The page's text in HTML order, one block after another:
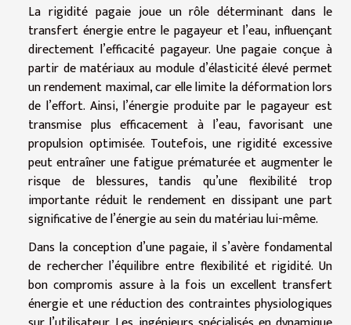
La rigidité pagaie joue un rôle déterminant dans le
transfert énergie entre le pagayeur et l’eau, influençant
directement l’efficacité pagayeur. Une pagaie conçue à
partir de matériaux au module d’élasticité élevé permet
un rendement maximal, car elle limite la déformation lors
de l’effort. Ainsi, l’énergie produite par le pagayeur est
transmise plus efficacement à l’eau, favorisant une
propulsion optimisée. Toutefois, une rigidité excessive
peut entraîner une fatigue prématurée et augmenter le
risque de blessures, tandis qu’une flexibilité trop
importante réduit le rendement en dissipant une part
significative de l’énergie au sein du matériau lui-même.
Dans la conception d’une pagaie, il s’avère fondamental
de rechercher l’équilibre entre flexibilité et rigidité. Un
bon compromis assure à la fois un excellent transfert
énergie et une réduction des contraintes physiologiques